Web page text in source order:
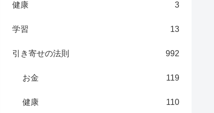
健康 3
学習 13
引き寄せの法則 992
お金 119
健康 110